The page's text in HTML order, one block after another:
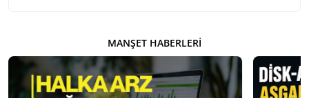
MANŞET HABERLERI